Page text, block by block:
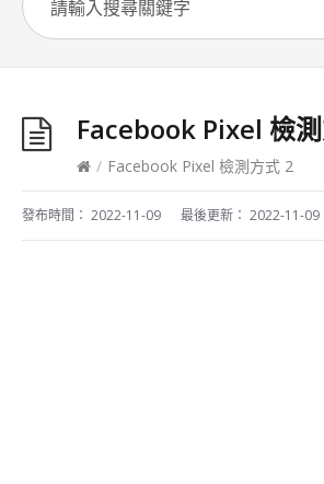
Facebook Pixel 檢
/ Facebook Pixel 檢測方式 2
發布時間： 2022-11-09 最後更新： 2022-11-09